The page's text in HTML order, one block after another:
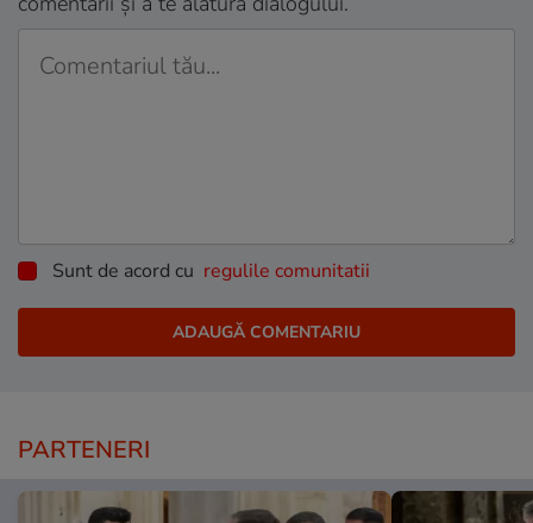
Sunt de acord cu regulile comunitatii
PARTENERI